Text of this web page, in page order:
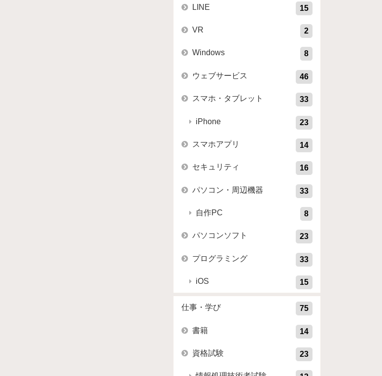
LINE 15
VR 2
Windows 8
ウェブサービス 46
スマホ・タブレット 33
iPhone 23
スマホアプリ 14
セキュリティ 16
パソコン・周辺機器 33
自作PC 8
パソコンソフト 23
プログラミング 33
iOS 15
仕事・学び 75
書籍 14
資格試験 23